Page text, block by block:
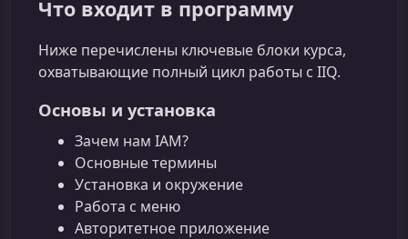
Что входит в программу
Ниже перечислены ключевые блоки курса,
охватывающие полный цикл работы с IIQ.
Основы и установка
Зачем нам IAM?
Основные термины
Установка и окружение
Работа с меню
Авторитетное приложение